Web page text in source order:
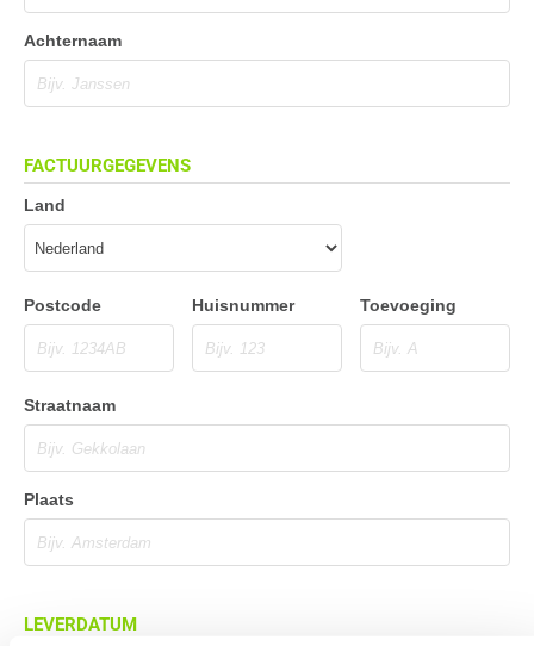
Achternaam
FACTUURGEGEVENS
Land
Postcode Huisnummer Toevoeging
Straatnaam
Plaats
LEVERDATUM